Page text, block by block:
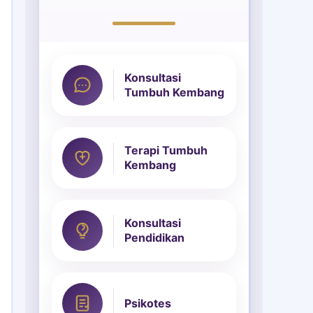
Konsultasi
Tumbuh Kembang
Terapi Tumbuh
Kembang
Konsultasi
Pendidikan
Psikotes